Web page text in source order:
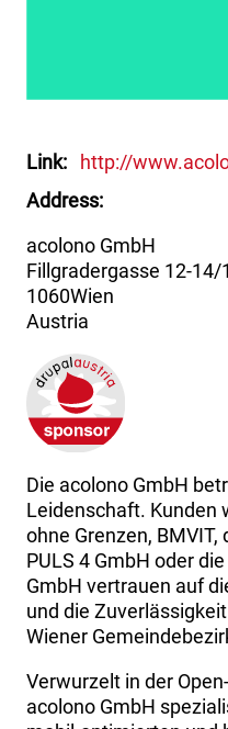
Link
http://
Address
acolono GmbH
Fillgradergasse 12-14/
1060Wien
Austria
Die acolono GmbH
Leidenschaft. Kunden
ohne Grenzen, BMVIT,
PULS 4 GmbH oder
GmbH vertrauen auf
und die
Wiener
Verwurzelt in der
acolono GmbH